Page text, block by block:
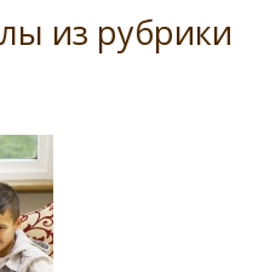
из рубрики